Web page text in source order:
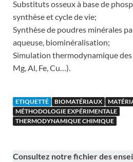
Substituts osseux à base de
synthèse et cycle de vie;
Synthèse de poudres minérales
aqueuse, biominéralisation;
Simulation thermodynamique
Mg, Al, Fe, Cu…).
ETIQUETTÉ BIOMATÉRIAUX
MÉTHODOLOGIE EXPÉRIMENTALE
THERMODYNAMIQUE CHIMIQUE
Consultez notre fichier des